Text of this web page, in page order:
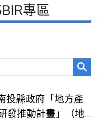
專區
投縣政府「地方產
發推動計畫」（地